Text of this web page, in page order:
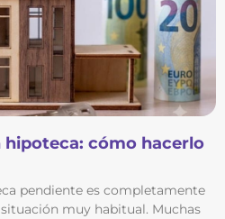
hipoteca: cómo hacerlo
pendiente es completamente
muy habitual. Muchas